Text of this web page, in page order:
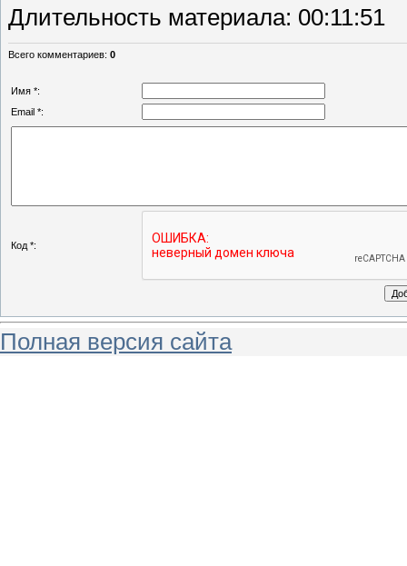
Длительность материала: 00:11:51
Всего комментариев: 0
Имя *:
Email *:
Код *:
Полная версия сайта